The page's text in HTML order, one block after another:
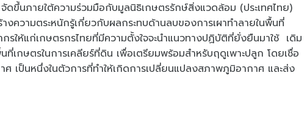
ขึ้นภายใต้ความร่วมมือกับมูลนิธิเกษตรรักษ์สิ่งแวดล้อม (ประเทศไทย)
งความตระหนักรู้เกี่ยวกับผลกระทบด้านลบของการเผาทำลายในพื้นที่
ให้แก่เกษตรกรไทยที่มีความตั้งใจจะนำแนวทางปฏิบัติที่ยั่งยืนมาใช้ เดิม
ที่เกษตรในการเคลียร์ที่ดิน เพื่อเตรียมพร้อมสำหรับฤดูเพาะปลูก โดยเชื่อ
เป็นหนึ่งในตัวการที่ทำให้เกิดการเปลี่ยนแปลงสภาพภูมิอากาศ และส่ง